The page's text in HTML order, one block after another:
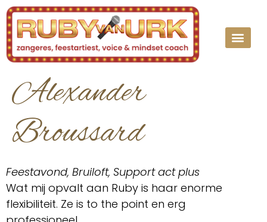
Alexander
Broussard
Feestavond, Bruiloft, Support act plus
Wat mij opvalt aan Ruby is haar enorme
flexibiliteit. Ze is to the point en erg